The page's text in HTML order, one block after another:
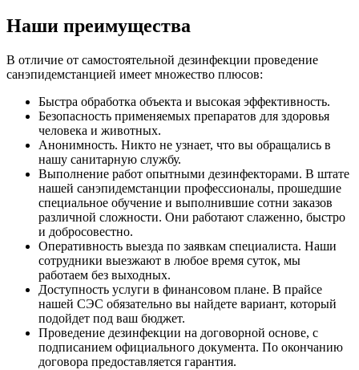
Наши преимущества
В отличие от самостоятельной дезинфекции проведение
санэпидемстанцией имеет множество плюсов:
Быстра обработка объекта и высокая эффективность.
Безопасность применяемых препаратов для здоровья
человека и животных.
Анонимность. Никто не узнает, что вы обращались в
нашу санитарную службу.
Выполнение работ опытными дезинфекторами. В штате
нашей санэпидемстанции профессионалы, прошедшие
специальное обучение и выполнившие сотни заказов
различной сложности. Они работают слаженно, быстро
и добросовестно.
Оперативность выезда по заявкам специалиста. Наши
сотрудники выезжают в любое время суток, мы
работаем без выходных.
Доступность услуги в финансовом плане. В прайсе
нашей СЭС обязательно вы найдете вариант, который
подойдет под ваш бюджет.
Проведение дезинфекции на договорной основе, с
подписанием официального документа. По окончанию
договора предоставляется гарантия.